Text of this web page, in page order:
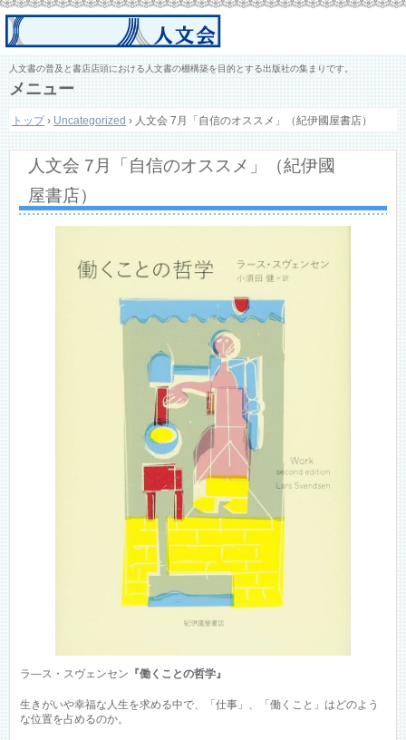
人文書の普及と書店店頭における人文書の棚構築を目的とする出版社の集まりです。
メニュー
ン
ン
キ
トップ › Uncategorized › 人文会 7月「自信のオススメ」（紀伊國屋書店）
人文会 7月「自信のオススメ」（紀伊國
屋書店）
ラ―ス・スヴェンセン 『働くことの哲学』
生きがいや幸福な人生を求める中で、「仕事」、「働くこと」はどのよう
な位置を占めるのか。